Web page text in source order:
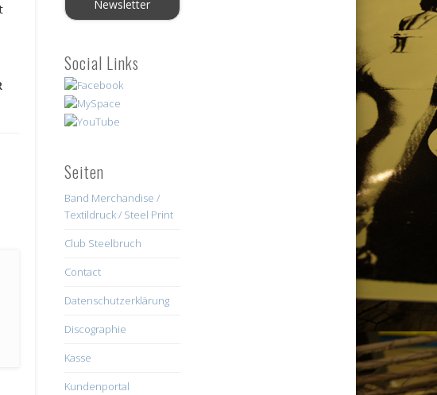
Social Links
Seiten
Band Merchandise /
Textildruck / Steel Print
Club Steelbruch
Contact
Datenschutzerklärung
Discographie
Kasse
Kundenportal